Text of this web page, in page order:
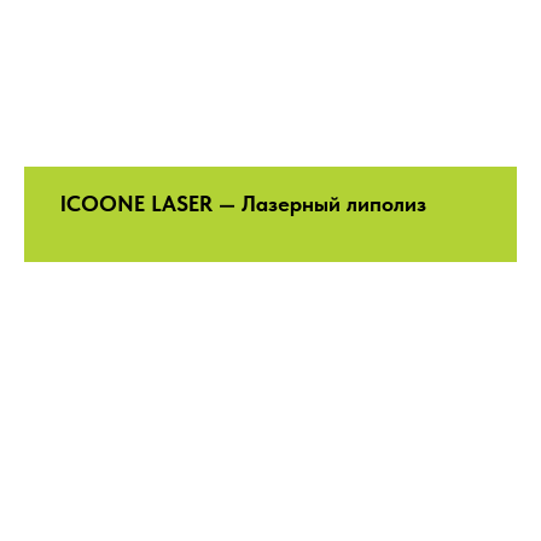
ICOONE LASER — Лазерный липолиз